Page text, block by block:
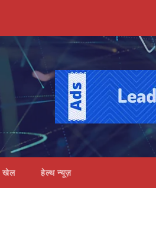
खेल हेल्थ न्यूज़